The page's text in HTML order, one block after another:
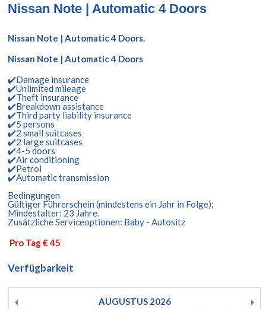
Nissan Note | Automatic 4 Doors
Nissan Note | Automatic 4 Doors.
Nissan Note | Automatic 4 Doors
✔️Damage insurance
✔️Unlimited mileage
✔️Theft insurance
✔️Breakdown assistance
✔️Third party liability insurance
✔️5 persons
✔️2 small suitcases
✔️2 large suitcases
✔️4-5 doors
✔️Air conditioning
✔️Petrol
✔️Automatic transmission
Bedingungen
Gültiger Führerschein (mindestens ein Jahr in Folge);
Mindestalter: 23 Jahre.
Zusätzliche Serviceoptionen: Baby - Autositz
Pro Tag € 45
Verfügbarkeit
AUGUSTUS 2026